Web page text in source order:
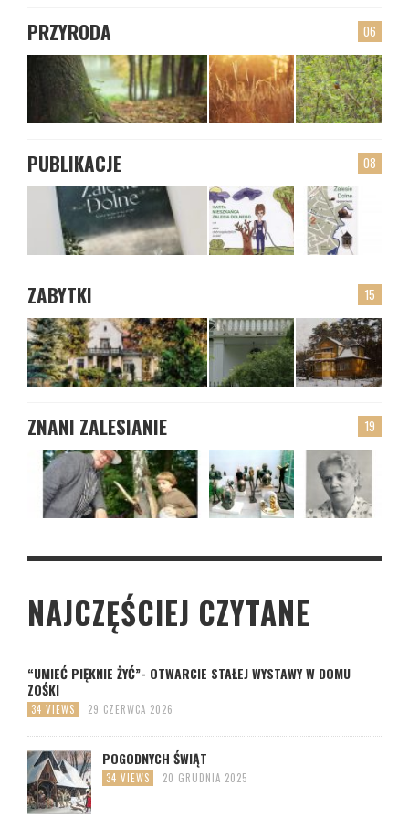
06
PRZYRODA
08
PUBLIKACJE
15
ZABYTKI
19
ZNANI ZALESIANIE
NAJCZĘŚCIEJ CZYTANE
“UMIEĆ PIĘKNIE ŻYĆ”- OTWARCIE STAŁEJ WYSTAWY W DOMU
ZOŚKI
34 VIEWS 29 CZERWCA 2026
POGODNYCH ŚWIĄT
34 VIEWS 20 GRUDNIA 2025